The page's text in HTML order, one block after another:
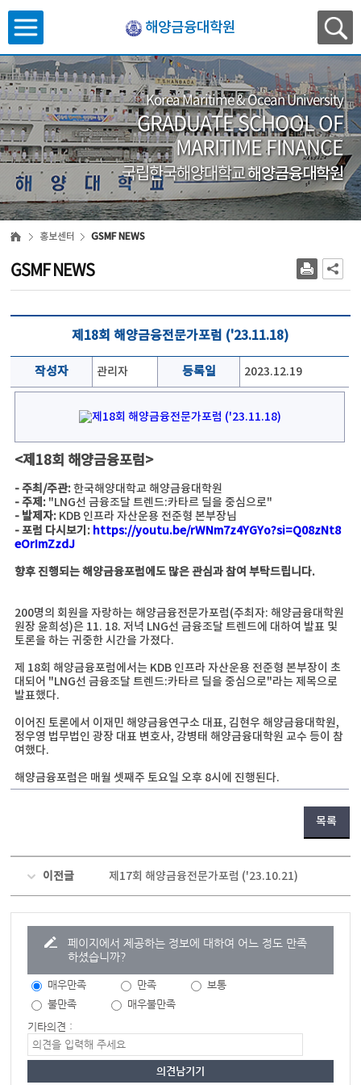
해양금융대학원
Korea Maritime & Ocean University
GRADUATE SCHOOL OF
MARITIME FINANCE
국립한국해양대학교해양금융대학원
홍보센터 GSMF NEWS
GSMF NEWS
제18회 해양금융전문가포럼 ('23.11.18)
작성자 관리자 등록일 2023.12.19
<제18회 해양금융포럼>
- 주최/주관: 한국해양대학교 해양금융대학원
- 주제: "LNG선 금융조달 트렌드:카타르 딜을 중심으로"
- 발제자: KDB 인프라 자산운용 전준형 본부장님
- 포럼 다시보기: https://youtu.be/rWNm7z4YGYo?si=Q08zNt8
eOrImZzdJ
향후 진행되는 해양금융포럼에도 많은 관심과 참여 부탁드립니다.
200명의 회원을 자랑하는 해양금융전문가포럼(주최자: 해양금융대학원
원장 윤희성)은 11. 18. 저녁 LNG선 금융조달 트렌드에 대하여 발표 및
토론을 하는 귀중한 시간을 가졌다.
제 18회 해양금융포럼에서는 KDB 인프라 자산운용 전준형 본부장이 초
대되어 "LNG선 금융조달 트렌드:카타르 딜을 중심으로"라는 제목으로
발표했다.
이어진 토론에서 이재민 해양금융연구소 대표, 김현우 해양금융대학원,
정우영 법무법인 광장 대표 변호사, 강병태 해양금융대학원 교수 등이 참
여했다.
해양금융포럼은 매월 셋째주 토요일 오후 8시에 진행된다.
목록
이전글 제17회 해양금융전문가포럼 ('23.10.21)
페이지에서 제공하는 정보에 대하여 어느 정도 만족
하셨습니까?
매우만족 만족
보통
불만족
매우불만족
기타의견 :